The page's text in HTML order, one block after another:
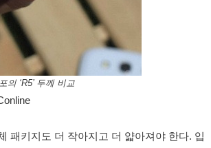
의 ‘R5’ 두께 비교
패키지도 더 작아지고 더 얇아져야 한다. 입